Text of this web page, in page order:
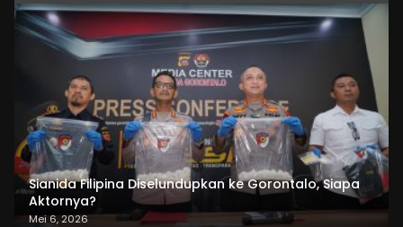
Sianida Filipina Diselundupkan ke Gorontalo, Siapa
Aktornya?
Mei 6, 2026